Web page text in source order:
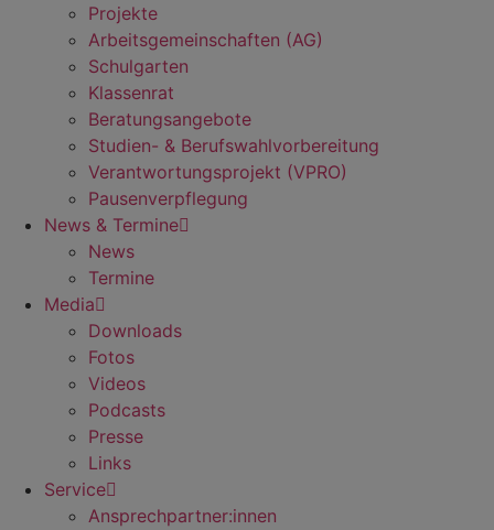
Projekte
Arbeitsgemeinschaften (AG)
Schulgarten
Klassenrat
Beratungsangebote
Studien- & Berufswahlvorbereitung
Verantwortungsprojekt (VPRO)
Pausenverpflegung
News & Termine
News
Termine
Media
Downloads
Fotos
Videos
Podcasts
Presse
Links
Service
Ansprechpartner:innen